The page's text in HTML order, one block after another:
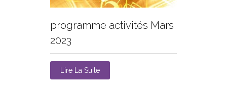
programme activités Mars
2023
Lire La Suite